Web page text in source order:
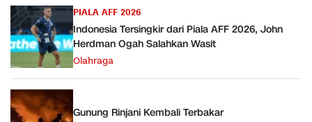
PIALA AFF 2026
Indonesia Tersingkir dari Piala AFF 2026, John
Herdman Ogah Salahkan Wasit
Olahraga
Gunung Rinjani Kembali Terbakar